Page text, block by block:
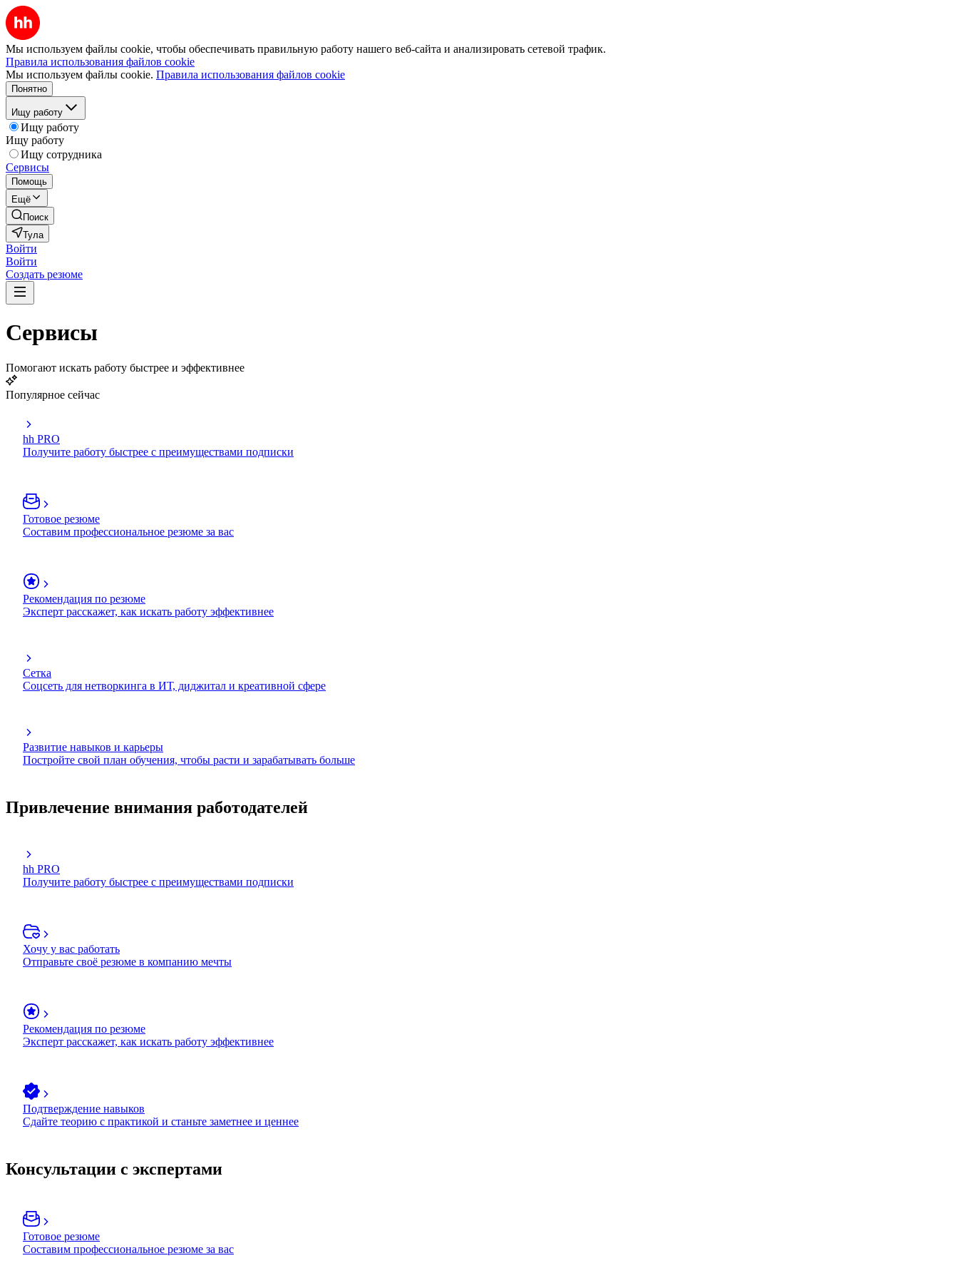
Мы используем файлы cookie, чтобы обеспечивать правильную работу нашего веб-сайта и анализировать сетевой трафик.
Правила использования файлов cookie
Мы используем файлы cookie. Правила использования файлов cookie
Понятно
Ищу работу
Ищу работу
Ищу работу
Ищу сотрудника
Сервисы
Помощь
Ещё
Поиск
Тула
Войти
Войти
Создать резюме
Сервисы
Помогают искать работу быстрее и эффективнее
Популярное сейчас
hh PRO
Получите работу быстрее с преимуществами подписки
Готовое резюме
Составим профессиональное резюме за вас
Рекомендация по резюме
Эксперт расскажет, как искать работу эффективнее
Сетка
Соцсеть для нетворкинга в ИТ, диджитал и креативной сфере
Развитие навыков и карьеры
Постройте свой план обучения, чтобы расти и зарабатывать больше
Привлечение внимания работодателей
hh PRO
Получите работу быстрее с преимуществами подписки
Хочу у вас работать
Отправьте своё резюме в компанию мечты
Рекомендация по резюме
Эксперт расскажет, как искать работу эффективнее
Подтверждение навыков
Сдайте теорию с практикой и станьте заметнее и ценнее
Консультации с экспертами
Готовое резюме
Составим профессиональное резюме за вас